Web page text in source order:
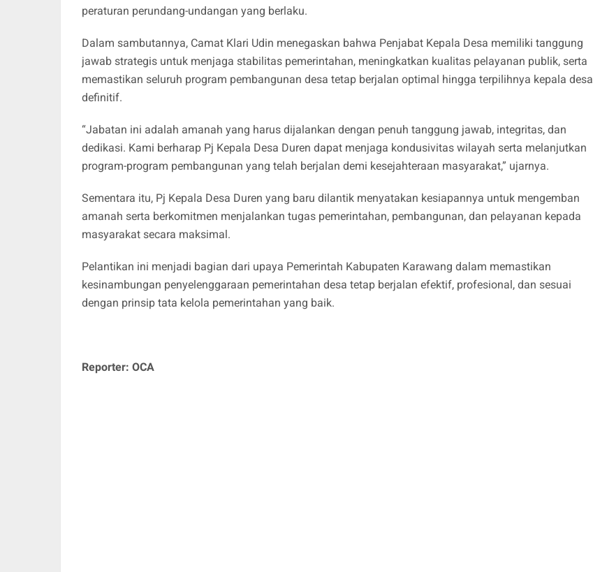
peraturan perundang-undangan yang berlaku.
Dalam sambutannya, Camat Klari Udin menegaskan bahwa Penjabat Kepala Desa memiliki tanggung
jawab strategis untuk menjaga stabilitas pemerintahan, meningkatkan kualitas pelayanan publik, serta
memastikan seluruh program pembangunan desa tetap berjalan optimal hingga terpilihnya kepala desa
definitif.
“Jabatan ini adalah amanah yang harus dijalankan dengan penuh tanggung jawab, integritas, dan
dedikasi. Kami berharap Pj Kepala Desa Duren dapat menjaga kondusivitas wilayah serta melanjutkan
program-program pembangunan yang telah berjalan demi kesejahteraan masyarakat,” ujarnya.
Sementara itu, Pj Kepala Desa Duren yang baru dilantik menyatakan kesiapannya untuk mengemban
amanah serta berkomitmen menjalankan tugas pemerintahan, pembangunan, dan pelayanan kepada
masyarakat secara maksimal.
Pelantikan ini menjadi bagian dari upaya Pemerintah Kabupaten Karawang dalam memastikan
kesinambungan penyelenggaraan pemerintahan desa tetap berjalan efektif, profesional, dan sesuai
dengan prinsip tata kelola pemerintahan yang baik.
Reporter: OCA